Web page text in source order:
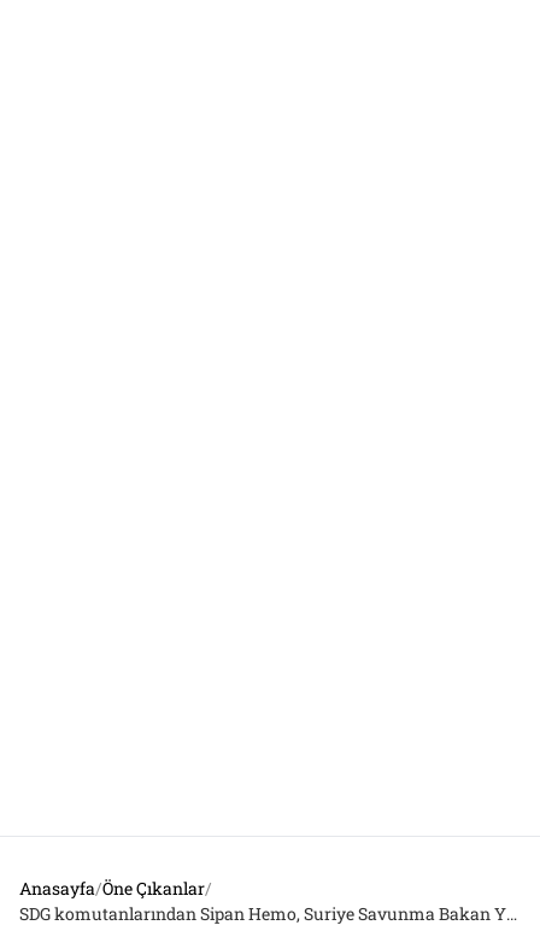
Anasayfa/Öne Çıkanlar/
SDG komutanlarından Sipan Hemo, Suriye Savunma Bakan Yardımcısı oldu